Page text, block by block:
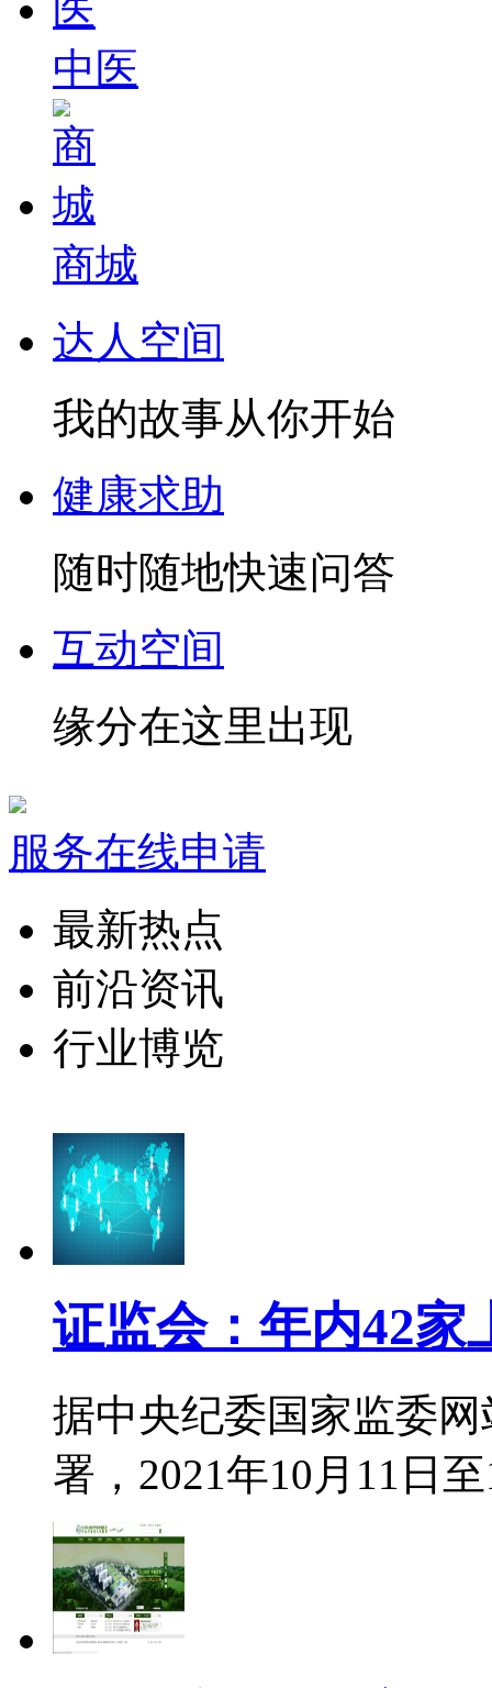
中医
商城
达人空间
我的故事从你开始
健康求助
随时随地快速问答
互动空间
缘分在这里出现
服务在线申请
最新热点
前沿资讯
行业博览
证监会：年内42家
据中央纪委国家监委
署，2021年10月11日